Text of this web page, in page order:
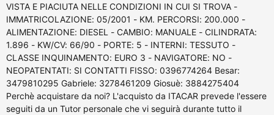
VISTA E PIACIUTA NELLE CONDIZIONI IN CUI SI TROVA -
IMMATRICOLAZIONE: 05/2001 - KM. PERCORSI: 200.000 -
ALIMENTAZIONE: DIESEL - CAMBIO: MANUALE - CILINDRATA:
1.896 - KW/CV: 66/90 - PORTE: 5 - INTERNI: TESSUTO -
CLASSE INQUINAMENTO: EURO 3 - NAVIGATORE: NO -
NEOPATENTATI: SI CONTATTI FISSO: 0396774264 Besar:
3479810295 Gabriele: 3278461209 Giosuè: 3884275404
Perchè acquistare da noi? L'acquisto da ITACAR prevede l'essere
seguiti da un Tutor personale che vi seguirà durante tutto il